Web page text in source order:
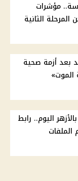
للهندسة.. مؤشرات
بعد أزمة صحية
الموت»
اليوم.. رابط
الملفات